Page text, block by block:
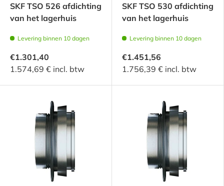
SKF TSO 526 afdichting
van het lagerhuis
Levering binnen 10 dagen
€1.301,40
1.574,69 € incl. btw
SKF TSO 530 afdichting
van het lagerhuis
Levering binnen 10 dagen
€1.451,56
1.756,39 € incl. btw